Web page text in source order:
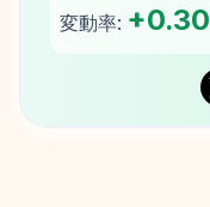
変動率: +0.30